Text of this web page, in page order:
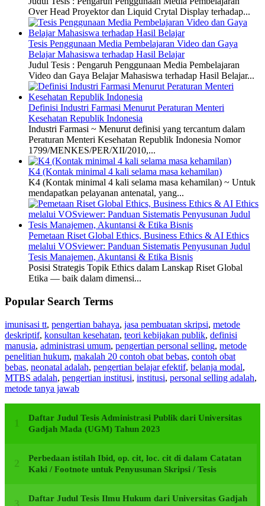
Over Head Proyektor dan Liquid Crytal Display terhadap...
Tesis Penggunaan Media Pembelajaran Video dan Gaya
Belajar Mahasiswa terhadap Hasil Belajar
Judul Tesis : Pengaruh Penggunaan Media Pembelajaran
Video dan Gaya Belajar Mahasiswa terhadap Hasil Belajar...
Definisi Industri Farmasi Menurut Peraturan Menteri
Kesehatan Republik Indonesia
Industri Farmasi ~ Menurut definisi yang tercantum dalam
Peraturan Menteri Kesehatan Republik Indonesia Nomor
1799/MENKES/PER/XII/2010,...
K4 (Kontak minimal 4 kali selama masa kehamilan)
K4 (Kontak minimal 4 kali selama masa kehamilan) ~ Untuk
mendapatkan pelayanan antenatal, yang...
Pemetaan Riset Global Ethics, Business Ethics & AI Ethics
melalui VOSviewer: Panduan Sistematis Penyusunan Judul
Tesis Manajemen, Akuntansi & Etika Bisnis
Posisi Strategis Topik Ethics dalam Lanskap Riset Global
Etika — baik dalam dimensi...
Popular Search Terms
imunisasi tt, pengertian bahaya, jasa pembuatan skripsi, metode
deskriptif, konsultan kesehatan, teori kebijakan publik, definisi
manusia, administrasi umum, pengertian personal selling, metode
penelitian hukum, makalah 20 contoh obat bebas, contoh obat
bebas, neonatal adalah, pengertian belajar efektif, belanja modal,
MTBS adalah, pengertian institusi, institusi, personal selling adalah,
metode tanya jawab
Daftar Judul Tesis Administrasi Publik dari Universitas
Gadjah Mada (UGM) Tahun 2023
Perbedaan istilah Ibid, op. cit, loc. cit di dalam Catatan
Kaki / Footnote untuk Penyusunan Skripsi / Tesis
Daftar Judul Tesis Ilmu Hukum dari Universitas Gadjah